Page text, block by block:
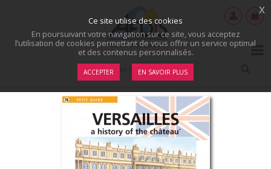
Ce site utilise des cookies
En poursuivant votre navigation sur ce site, vous acceptez
l’utilisation de cookies permettant de vous offrir un service optimal
et des contenus personnalisés.
ACCEPTER EN SAVOIR PLUS
x